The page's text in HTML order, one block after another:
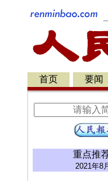
首页 要闻
重点推
2021年8